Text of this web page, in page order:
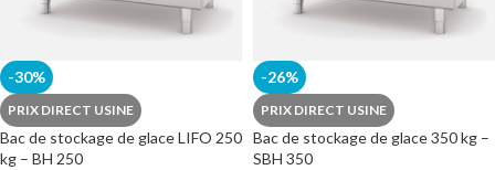
-30%
PRIX DIRECT USINE
Bac de stockage de glace LIFO 250
kg – BH 250
-26%
PRIX DIRECT USINE
Bac de stockage de glace 350 kg –
SBH 350